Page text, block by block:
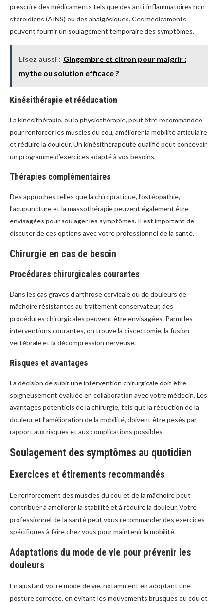
prescrire des médicaments tels que des anti-inflammatoires non
stéroïdiens (AINS) ou des analgésiques. Ces médicaments
peuvent fournir un soulagement temporaire des symptômes.
Lisez aussi : Gingembre et citron pour maigrir :
mythe ou solution efficace ?
Kinésithérapie et rééducation
La kinésithérapie, ou la physiothérapie, peut être recommandée
pour renforcer les muscles du cou, améliorer la mobilité articulaire
et réduire la douleur. Un kinésithérapeute qualifié peut concevoir
un programme d’exercices adapté à vos besoins.
Thérapies complémentaires
Des approches telles que la chiropratique, l’ostéopathie,
l’acupuncture et la massothérapie peuvent également être
envisagées pour soulager les symptômes. Il est important de
discuter de ces options avec votre professionnel de la santé.
Chirurgie en cas de besoin
Procédures chirurgicales courantes
Dans les cas graves d’arthrose cervicale ou de douleurs de
mâchoire résistantes au traitement conservateur, des
procédures chirurgicales peuvent être envisagées. Parmi les
interventions courantes, on trouve la discectomie, la fusion
vertébrale et la décompression nerveuse.
Risques et avantages
La décision de subir une intervention chirurgicale doit être
soigneusement évaluée en collaboration avec votre médecin. Les
avantages potentiels de la chirurgie, tels que la réduction de la
douleur et l’amélioration de la mobilité, doivent être pesés par
rapport aux risques et aux complications possibles.
Soulagement des symptômes au quotidien
Exercices et étirements recommandés
Le renforcement des muscles du cou et de la mâchoire peut
contribuer à améliorer la stabilité et à réduire la douleur. Votre
professionnel de la santé peut vous recommander des exercices
spécifiques à faire chez vous pour maintenir la mobilité.
Adaptations du mode de vie pour prévenir les
douleurs
En ajustant votre mode de vie, notamment en adoptant une
posture correcte, en évitant les mouvements brusques du cou et